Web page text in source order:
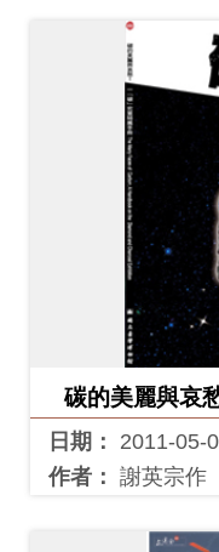
碳的美麗與哀
日期：
2011-05-
作者： 謝英宗作